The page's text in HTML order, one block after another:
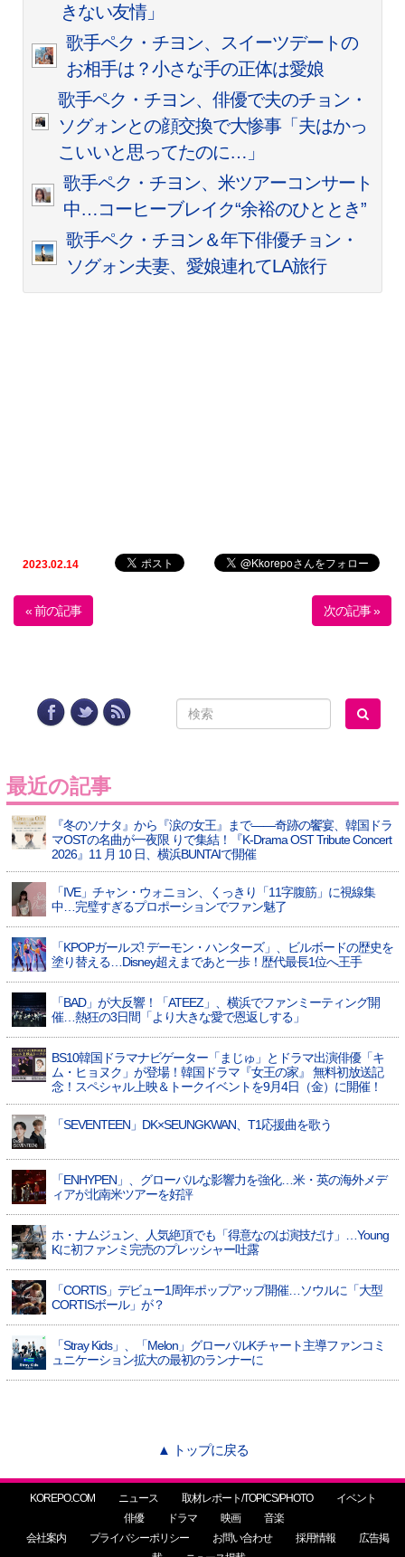
きない友情」
歌手ペク・チヨン、スイーツデートの
お相手は？小さな手の正体は愛娘
歌手ペク・チヨン、俳優で夫のチョン・
ソグォンとの顔交換で大惨事「夫はかっ
こいいと思ってたのに…」
歌手ペク・チヨン、米ツアーコンサート
中…コーヒーブレイク“余裕のひととき”
歌手ペク・チヨン＆年下俳優チョン・
ソグォン夫妻、愛娘連れてLA旅行
2023.02.14
« 前の記事 次の記事 »
最近の記事
『冬のソナタ』から『涙の女王』まで――奇跡の饗宴、韓国ドラ
マOSTの名曲が一夜限 りで集結！『K-Drama OST Tribute Concert
2026』11 月 10 日、横浜BUNTAIで開催
「IVE」チャン・ウォニョン、くっきり「11字腹筋」に視線集
中…完璧すぎるプロポーションでファン魅了
「KPOPガールズ! デーモン・ハンターズ」、ビルボードの歴史を
塗り替える…Disney超えまであと一歩！歴代最長1位へ王手
「BAD」が大反響！「ATEEZ」、横浜でファンミーティング開
催…熱狂の3日間「より大きな愛で恩返しする」
BS10韓国ドラマナビゲーター「まじゅ」とドラマ出演俳優「キ
ム・ヒョヌク」が登場！韓国ドラマ『女王の家』 無料初放送記
念！スペシャル上映＆トークイベントを9月4日（金）に開催！
「SEVENTEEN」DK×SEUNGKWAN、T1応援曲を歌う
「ENHYPEN」、グローバルな影響力を強化…米・英の海外メデ
ィアが北南米ツアーを好評
ホ・ナムジュン、人気絶頂でも「得意なのは演技だけ」…Young
Kに初ファンミ完売のプレッシャー吐露
「CORTIS」デビュー1周年ポップアップ開催…ソウルに「大型
CORTISボール」が？
「Stray Kids」、「Melon」グローバルKチャート主導ファンコミ
ュニケーション拡大の最初のランナーに
▲ トップに戻る
KOREPO.COM ニュース 取材レポート/TOPICS/PHOTO
イベント
俳優
ドラマ 映画
音楽
会社案内
プライバシーポリシー お問い合わせ 採用情報
広告掲